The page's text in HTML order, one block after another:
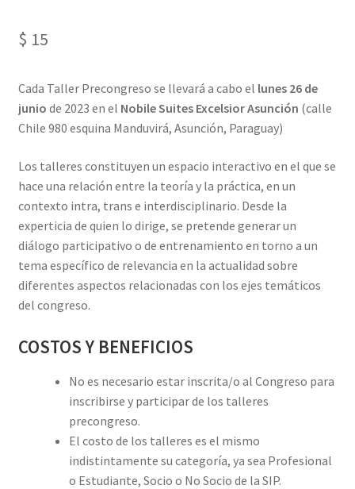
$ 15
​Cada Taller Precongreso se llevará a cabo el lunes 26 de
junio de 2023 en el Nobile Suites Excelsior Asunción (calle
Chile 980 esquina Manduvirá, Asunción, Paraguay)
Los talleres constituyen un espacio interactivo en el que se
hace una relación entre la teoría y la práctica, en un
contexto intra, trans e interdisciplinario. Desde la
experticia de quien lo dirige, se pretende generar un
diálogo participativo o de entrenamiento en torno a un
tema específico de relevancia en la actualidad sobre
diferentes aspectos relacionadas con los ejes temáticos
del congreso.
COSTOS Y BENEFICIOS
No es necesario estar inscrita/o al Congreso para
inscribirse y participar de los talleres
precongreso.
El costo de los talleres es el mismo
indistintamente su categoría, ya sea Profesional
o Estudiante, Socio o No Socio de la SIP.